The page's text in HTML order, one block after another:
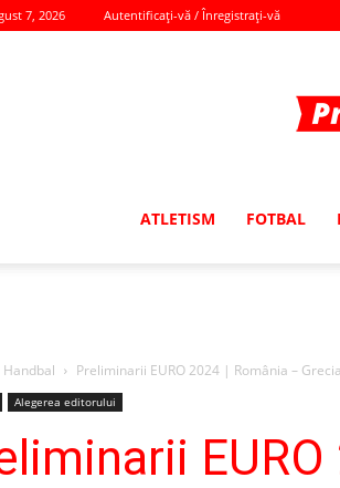
7, 2026 Autentificați-vă / Înregistrați-vă
ATLETISM FOTBAL
Handbal Preliminarii EURO 2024 | România –
Alegerea editorului